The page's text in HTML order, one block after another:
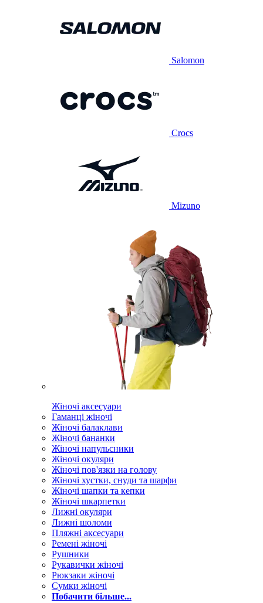
Salomon
Crocs
Mizuno
Жіночі аксесуари
Гаманці жіночі
Жіночі балаклави
Жіночі бананки
Жіночі напульсники
Жіночі окуляри
Жіночі пов'язки на голову
Жіночі хустки, снуди та шарфи
Жіночі шапки та кепки
Жіночі шкарпетки
Лижні окуляри
Лижні шоломи
Пляжні аксесуари
Ремені жіночі
Рушники
Рукавички жіночі
Рюкзаки жіночі
Сумки жіночі
Побачити більше...